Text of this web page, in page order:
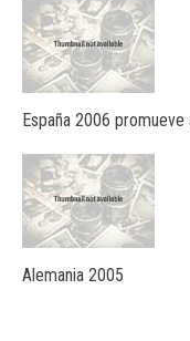
España 2006
Alemania 2005